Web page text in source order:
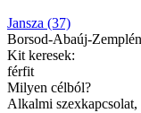
Jansza (37)
Borsod-Abaúj-
Kit keresek:
férfit
Milyen célból?
Alkalmi